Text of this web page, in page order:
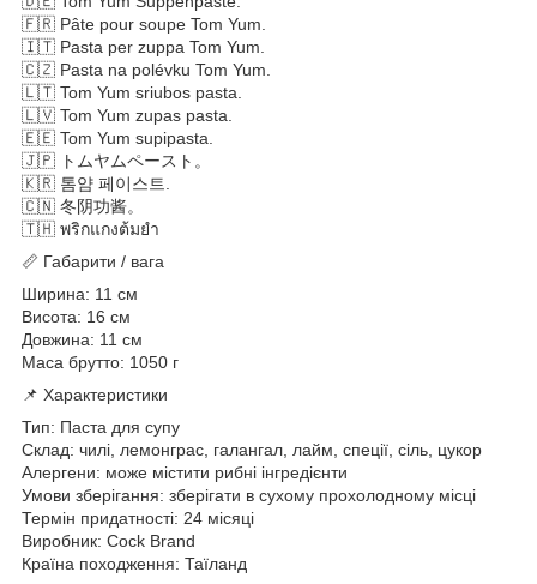
🇫🇷 Pâte pour soupe Tom Yum.
🇮🇹 Pasta per zuppa Tom Yum.
🇨🇿 Pasta na polévku Tom Yum.
🇱🇹 Tom Yum sriubos pasta.
🇱🇻 Tom Yum zupas pasta.
🇪🇪 Tom Yum supipasta.
🇯🇵 トムヤムペースト。
🇰🇷 톰얌 페이스트.
🇨🇳 冬阴功酱。
🇹🇭 พริกแกงต้มยำ
📏 Габарити / вага
Ширина: 11 см
Висота: 16 см
Довжина: 11 см
Маса брутто: 1050 г
📌 Характеристики
Тип: Паста для супу
Склад: чилі, лемонграс, галангал, лайм, спеції, сіль, цукор
Алергени: може містити рибні інгредієнти
Умови зберігання: зберігати в сухому прохолодному місці
Термін придатності: 24 місяці
Виробник: Cock Brand
Країна походження: Таїланд